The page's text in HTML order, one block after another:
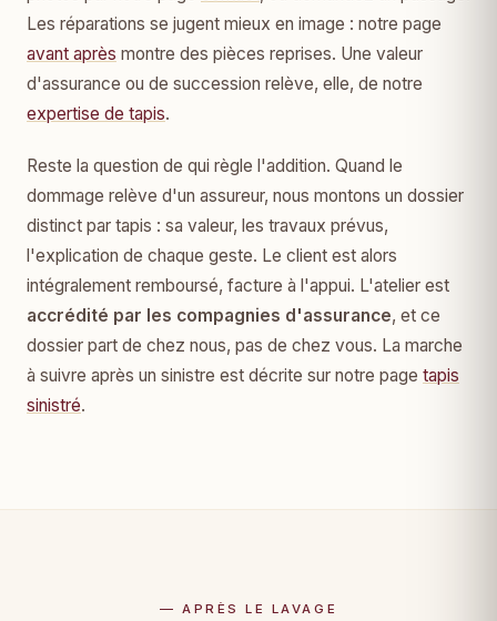
Les réparations se jugent mieux en image : notre page
avant après montre des pièces reprises. Une valeur
d'assurance ou de succession relève, elle, de notre
expertise de tapis.
Reste la question de qui règle l'addition. Quand le
dommage relève d'un assureur, nous montons un dossier
distinct par tapis : sa valeur, les travaux prévus,
l'explication de chaque geste. Le client est alors
intégralement remboursé, facture à l'appui. L'atelier est
accrédité par les compagnies d'assurance, et ce
dossier part de chez nous, pas de chez vous. La marche
à suivre après un sinistre est décrite sur notre page tapis
sinistré.
— APRÈS LE LAVAGE